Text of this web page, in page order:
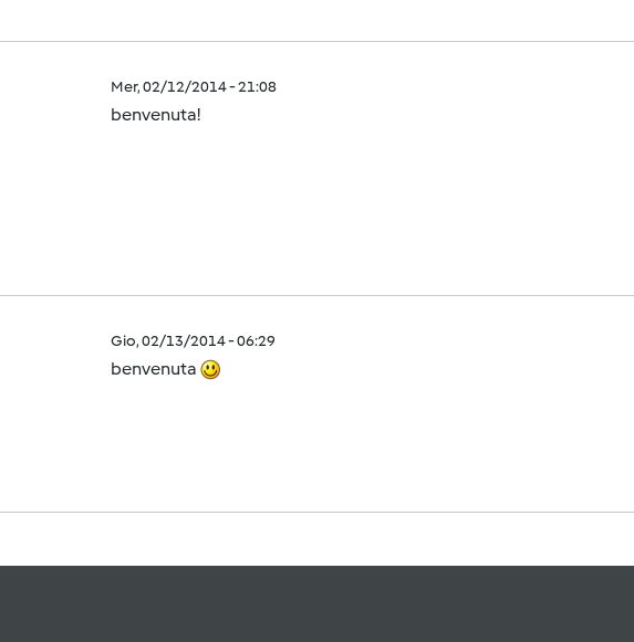
Mer, 02/12/2014 - 21:08
benvenuta!
Gio, 02/13/2014 - 06:29
benvenuta